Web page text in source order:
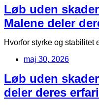
Løb uden
Malene deler
Hvorfor styrke og stabilitet
maj 30, 2026
Løb uden
deler deres